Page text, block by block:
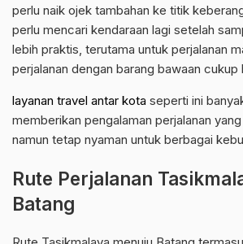
perlu naik ojek tambahan ke titik
perlu mencari kendaraan lagi setelah
lebih praktis, terutama untuk perjalanan
perjalanan dengan barang bawaan cukup
layanan travel antar kota seperti ini
memberikan pengalaman perjalanan
namun tetap nyaman untuk berbagai
Rute Perjalanan
Batang